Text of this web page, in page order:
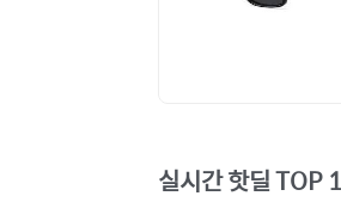
실시간 핫딜 TOP